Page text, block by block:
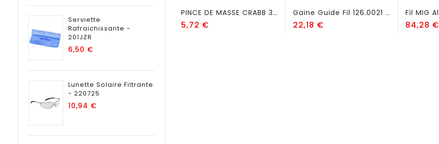
Serviette
Rafraichissante -
201JZR
6,50 €
Lunette Solaire Filtrante
- 220725
10,94 €
PINCE DE MASSE CRABB 350 - FSB34
5,72 €
Gaine Guide Fil 126.0021 Téflon Rouge Pour Fil Alu Dia 1.0 Mm - FSK160
22,18 € 84,28 €